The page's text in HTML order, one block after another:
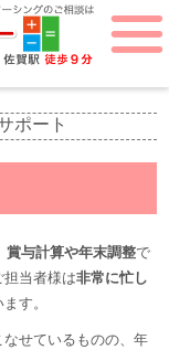
ポート
賞与計算や年末調整で
担当者様は非常に忙し
す。
せているものの、年